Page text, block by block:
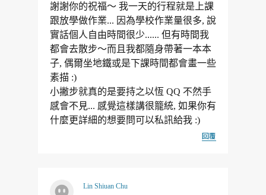
謝謝你的祝福～ 我一天的行程就是上課
跟放學做作業... 因為學校作業量很多, 說
實話個人自由時間很少...... 但有時間我
都會去散步～而且我都隨身帶著一本本
子, 偶爾坐地鐵或是下課時間都會畫一些
素描 :)
小撇步就真的是要持之以恆 QQ 不然手
感會不見... 感覺這樣講很籠統, 如果你有
什麼更詳細的想要問可以私訊給我 :)
回覆
Lin Shiuan Chu